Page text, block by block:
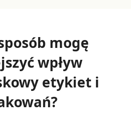
mogę
wpływ
etykiet i